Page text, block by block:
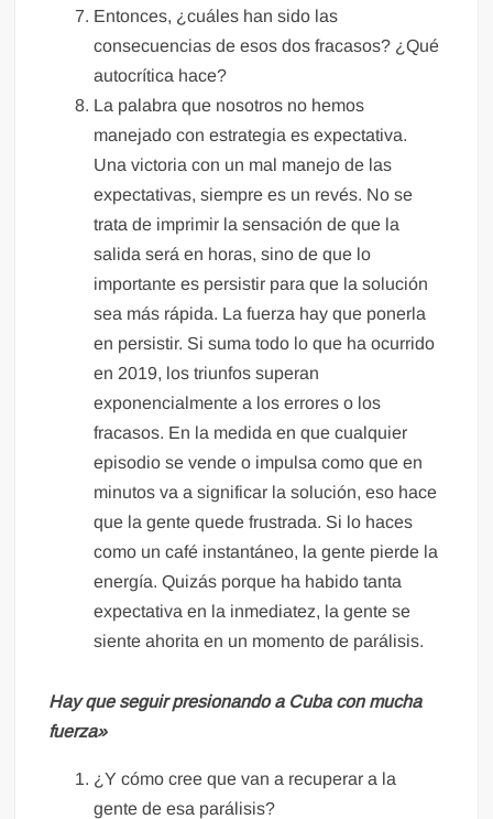
Entonces, ¿cuáles han sido las
consecuencias de esos dos fracasos? ¿Qué
autocrítica hace?
La palabra que nosotros no hemos
manejado con estrategia es expectativa.
Una victoria con un mal manejo de las
expectativas, siempre es un revés. No se
trata de imprimir la sensación de que la
salida será en horas, sino de que lo
importante es persistir para que la solución
sea más rápida. La fuerza hay que ponerla
en persistir. Si suma todo lo que ha ocurrido
en 2019, los triunfos superan
exponencialmente a los errores o los
fracasos. En la medida en que cualquier
episodio se vende o impulsa como que en
minutos va a significar la solución, eso hace
que la gente quede frustrada. Si lo haces
como un café instantáneo, la gente pierde la
energía. Quizás porque ha habido tanta
expectativa en la inmediatez, la gente se
siente ahorita en un momento de parálisis.
Hay que seguir presionando a Cuba con mucha
fuerza»
¿Y cómo cree que van a recuperar a la
gente de esa parálisis?